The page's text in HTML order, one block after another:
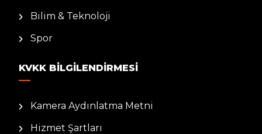
Bilim & Teknoloji
Spor
KVKK BILGILENDIRMESI
Kamera Aydınlatma Metni
Hizmet Şartları